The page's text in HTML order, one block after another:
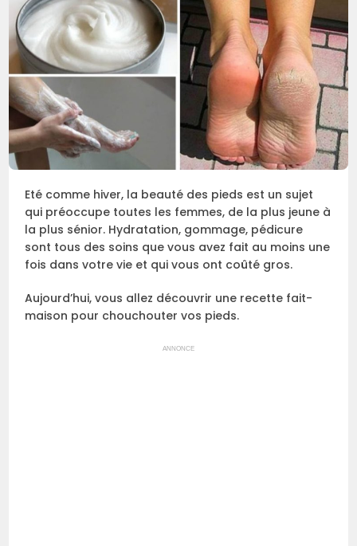
Eté comme hiver, la beauté des pieds est un sujet
qui préoccupe toutes les femmes, de la plus jeune à
la plus sénior. Hydratation, gommage, pédicure
sont tous des soins que vous avez fait au moins une
fois dans votre vie et qui vous ont coûté gros.
Aujourd’hui, vous allez découvrir une recette fait-
maison pour chouchouter vos pieds.
ANNONCE